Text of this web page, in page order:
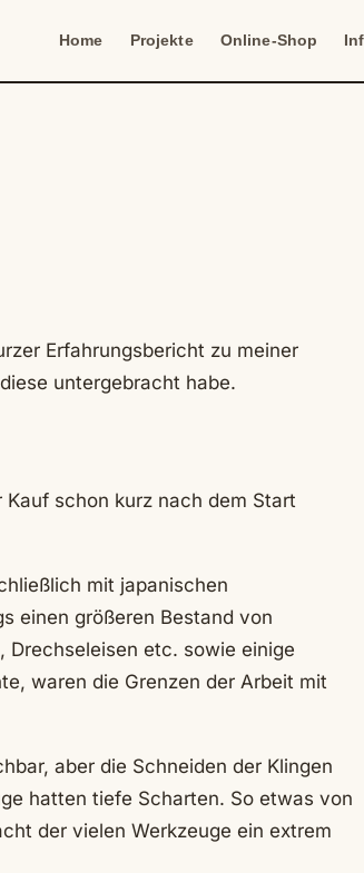
Home Projekte Online-Shop
Erfahrungsbericht zu meiner
untergebracht habe.
schon kurz nach dem Start
mit japanischen
einen größeren Bestand von
etc. sowie einige
waren die Grenzen der Arbeit mit
aber die Schneiden der Klingen
hatten tiefe Scharten. So etwas von
der vielen Werkzeuge ein extrem